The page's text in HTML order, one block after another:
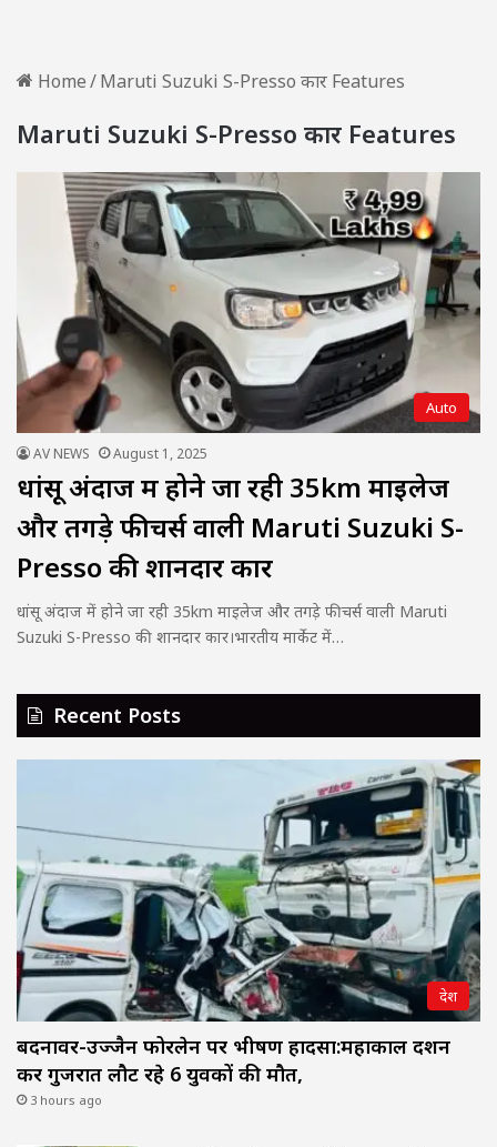
Home/Maruti Suzuki S-Presso कार Features
Maruti Suzuki S-Presso कार Features
Auto
AV NEWS August 1, 2025
धांसू अंदाज में होने जा रही 35km माइलेज
और तगड़े फीचर्स वाली Maruti Suzuki S-
Presso की शानदार कार
धांसू अंदाज में होने जा रही 35km माइलेज और तगड़े फीचर्स वाली Maruti
Suzuki S-Presso की शानदार कार।भारतीय मार्केट में…
Recent Posts
देश
बदनावर-उज्जैन फोरलेन पर भीषण हादसा:महाकाल दर्शन
कर गुजरात लौट रहे 6 युवकों की मौत,
3 hours ago